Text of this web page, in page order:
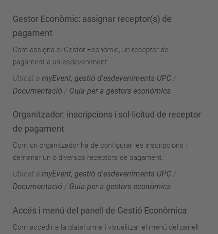
Gestor Econòmic: assignar receptor(s) de
pagament
Com assigna el Gestor Econòmic, un receptor de
pagament a un esdeveniment
Ubicat a myEvent, gestió d'esdeveniments UPC /
Documentació / Guia per a gestors econòmics
Organitzador: inscripcions i sol·licitud de receptor
de pagament
Com un organitzador ha de configurar les inscripcions i
demanar un o diversos receptors de pagament.
Ubicat a myEvent, gestió d'esdeveniments UPC /
Documentació / Guia per a gestors econòmics
Accés i menú del panell de Gestió Econòmica
Com accedir a la plataforma i visualitzar el menú del panell